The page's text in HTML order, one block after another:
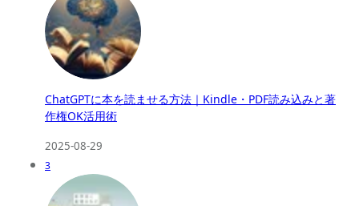
ChatGPTに本を読ませる方法｜Kindle・PDF読み込みと著
作権OK活用術
2025-08-29
3